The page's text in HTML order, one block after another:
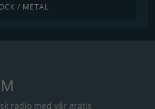
/ METAL
radio med vår gratis